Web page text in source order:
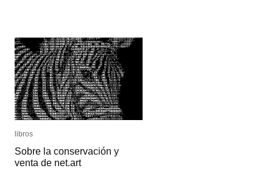
libros
Sobre la conservación y
venta de net.art
libros
Sobre la conservación y
venta de net.art